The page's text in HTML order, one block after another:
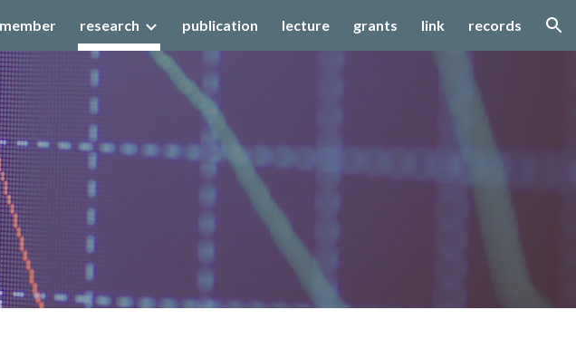
Skip to navigation
member research publication lecture grants link records